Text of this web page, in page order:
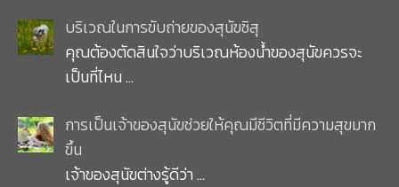
บริเวณในการขับถ่ายของสุนัขชิสุ
คุณต้องตัดสินใจว่าบริเวณห้องน้ำของสุนัขควรจะ
เป็นที่ไหน…
การเป็นเจ้าของสุนัขช่วยให้คุณมีชีวิตที่มีความสุขมาก
ขึ้น
เจ้าของสุนัขต่างรู้ดีว่า…